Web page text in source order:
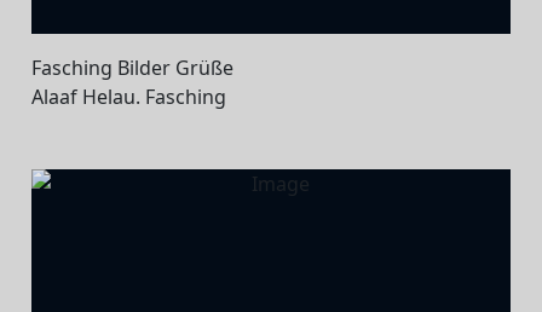
Fasching Bilder Grüße
Alaaf Helau. Fasching